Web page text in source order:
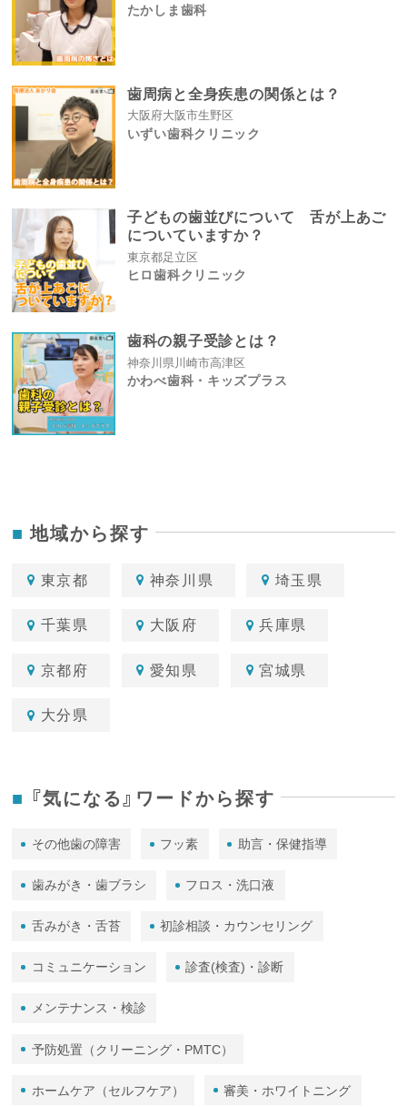
たかしま歯科
歯周病と全身疾患の関係とは？
大阪府大阪市生野区
いずい歯科クリニック
子どもの歯並びについて 舌が上あご
についていますか？
東京都足立区
ヒロ歯科クリニック
歯科の親子受診とは？
神奈川県川崎市高津区
かわべ歯科・キッズプラス
地域から探す
東京都 神奈川県 埼玉県
千葉県 大阪府 兵庫県
京都府 愛知県 宮城県
大分県
『気になる』ワードから探す
その他歯の障害 フッ素 助言・保健指導
歯みがき・歯ブラシ フロス・洗口液
舌みがき・舌苔 初診相談・カウンセリング
コミュニケーション 診査(検査)・診断
メンテナンス・検診
予防処置（クリーニング・PMTC）
ホームケア（セルフケア） 審美・ホワイトニング